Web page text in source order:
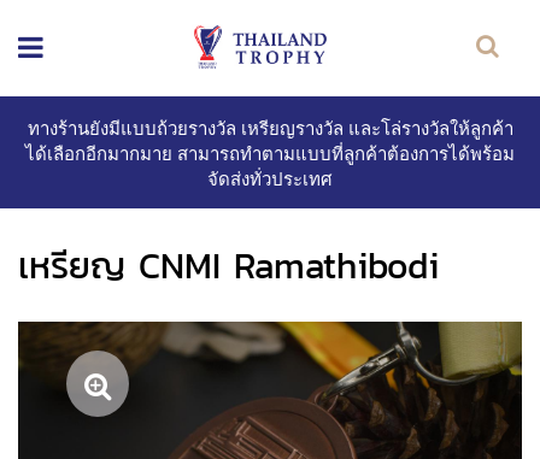
ทางร้านยังมีแบบถ้วยรางวัล เหรียญรางวัล และโล่รางวัลให้ลูกค้า
ได้เลือกอีกมากมาย สามารถทำตามแบบที่ลูกค้าต้องการได้พร้อม
จัดส่งทั่วประเทศ
เหรียญ CNMI Ramathibodi